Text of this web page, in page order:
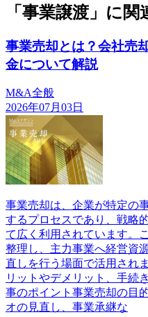
「事業譲渡」に
事業売却とは？会社売
金について解説
M&A全般
2026年07月03日
事業売却は、企業が特定の
するプロセスであり、戦略
て広く利用されています。
整理し、主力事業へ経営資
直しを行う場面で活用され
リットやデメリット、手続
事のポイント事業売却の目
オの見直し、事業承継な